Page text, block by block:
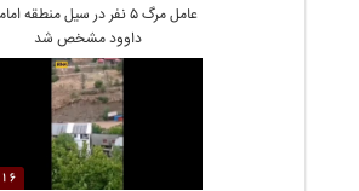
عامل مرگ ۵ نفر در سیل منطقه
داوود مشخص شد